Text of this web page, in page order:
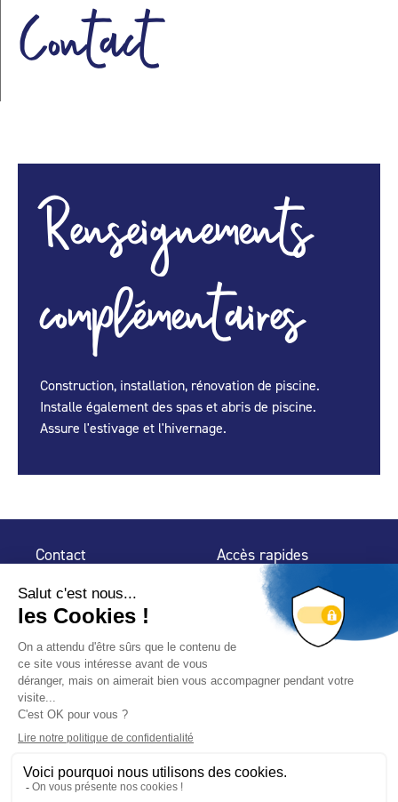
Contact
Renseignements
complémentaires
Construction, installation, rénovation de piscine.
Installe également des spas et abris de piscine.
Assure l'estivage et l'hivernage.
Contact
32 rue de Mogador
75 009 Paris
Accès rapides
Espace Presse
Trouver un
professionnel
Nous suivre